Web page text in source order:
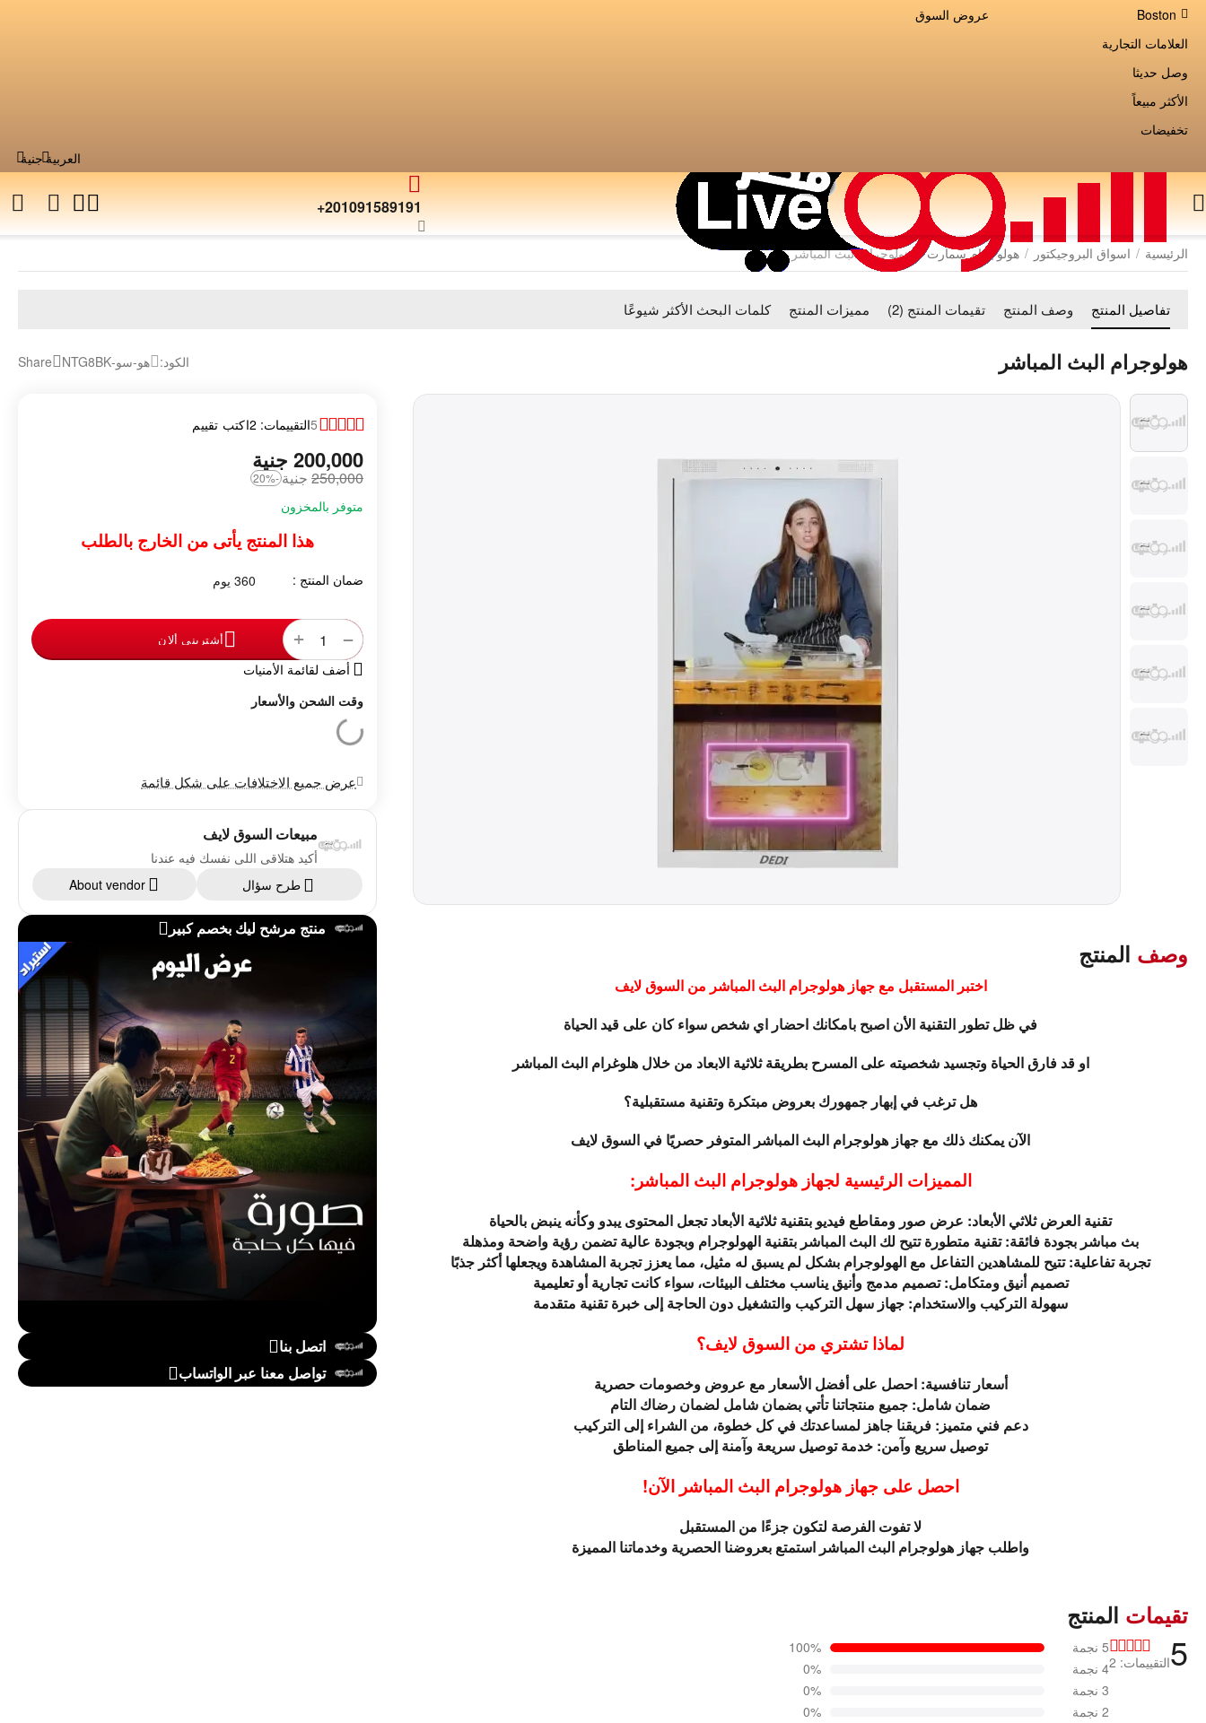
Boston
عروض السوق
العلامات التجارية
وصل حديثا
الأكثر مبيعاً
تخفيضات
جنيةالعربية
+201091589191
الرئيسية / اسواق البروجيكتور / هولوجرام سمارت / هولوجرام البث المباشر
تفاصيل المنتج وصف المنتج تقيمات المنتج (2) مميزات المنتج كلمات البحث اﻷكثر شيوعًا
هولوجرام البث المباشر الكود: هو-سو-NTG8BK Share
5التقييمات: 2 اكتب تقييم
جنية 200,000
جنية 250,000
-20%
متوفر بالمخزون
هذا المنتج يأتى من الخارج بالطلب
ضمان المنتج : 360 يوم
+ − أشترينى ألان
أضف لقائمة الأمنيات
وقت الشحن والأسعار
عرض جميع الاختلافات على شكل قائمة
مبيعات السوق لايف
أكيد هتلاقى اللى نفسك فيه عندنا
طرح سؤال
About vendor
منتج مرشح ليك بخصم كبير
اتصل بنا
تواصل معنا عبر الواتساب
وصف المنتج
اختبر المستقبل مع جهاز هولوجرام البث المباشر من السوق لايف
في ظل تطور التقنية الأن اصبح بامكانك احضار اي شخص سواء كان على قيد الحياة
او قد فارق الحياة وتجسيد شخصيته على المسرح بطريقة ثلاثية الابعاد من خلال هلوغرام البث المباشر
هل ترغب في إبهار جمهورك بعروض مبتكرة وتقنية مستقبلية؟
الآن يمكنك ذلك مع جهاز هولوجرام البث المباشر المتوفر حصريًا في السوق لايف
المميزات الرئيسية لجهاز هولوجرام البث المباشر:
تقنية العرض ثلاثي الأبعاد: عرض صور ومقاطع فيديو بتقنية ثلاثية الأبعاد تجعل المحتوى يبدو وكأنه ينبض بالحياة
بث مباشر بجودة فائقة: تقنية متطورة تتيح لك البث المباشر بتقنية الهولوجرام وبجودة عالية تضمن رؤية واضحة ومذهلة
تجربة تفاعلية: تتيح للمشاهدين التفاعل مع الهولوجرام بشكل لم يسبق له مثيل، مما يعزز تجربة المشاهدة ويجعلها أكثر جذبًا
تصميم أنيق ومتكامل: تصميم مدمج وأنيق يناسب مختلف البيئات، سواء كانت تجارية أو تعليمية
سهولة التركيب والاستخدام: جهاز سهل التركيب والتشغيل دون الحاجة إلى خبرة تقنية متقدمة
لماذا تشتري من السوق لايف؟
أسعار تنافسية: احصل على أفضل الأسعار مع عروض وخصومات حصرية
ضمان شامل: جميع منتجاتنا تأتي بضمان شامل لضمان رضاك التام
دعم فني متميز: فريقنا جاهز لمساعدتك في كل خطوة، من الشراء إلى التركيب
توصيل سريع وآمن: خدمة توصيل سريعة وآمنة إلى جميع المناطق
احصل على جهاز هولوجرام البث المباشر الآن!
لا تفوت الفرصة لتكون جزءًا من المستقبل
واطلب جهاز هولوجرام البث المباشر استمتع بعروضنا الحصرية وخدماتنا المميزة
تقيمات المنتج
5التقييمات: 2
5 نجمة
100%
4 نجمة
0%
3 نجمة
0%
2 نجمة
0%